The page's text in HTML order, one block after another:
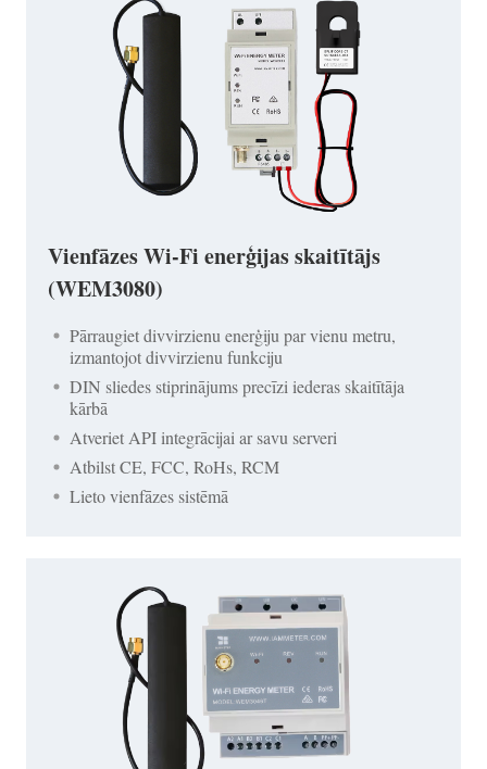
Vienfāzes Wi-Fi enerģijas skaitītājs
(WEM3080)
Pārraugiet divvirzienu enerģiju par vienu metru,
izmantojot divvirzienu funkciju
DIN sliedes stiprinājums precīzi iederas skaitītāja
kārbā
Atveriet API integrācijai ar savu serveri
Atbilst CE, FCC, RoHs, RCM
Lieto vienfāzes sistēmā